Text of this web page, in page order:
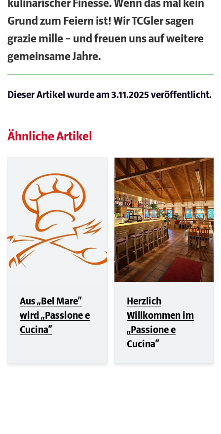
kulinarischer Finesse. Wenn das mal kein
Grund zum Feiern ist! Wir TCGler sagen
grazie mille – und freuen uns auf weitere
gemeinsame Jahre.
Dieser Artikel wurde am3.11.2025veröffentlicht.
Ähnliche Artikel
Aus „Bel Mare“
wird „Passione e
Cucina“
Herzlich
Willkommen im
„Passione e
Cucina“